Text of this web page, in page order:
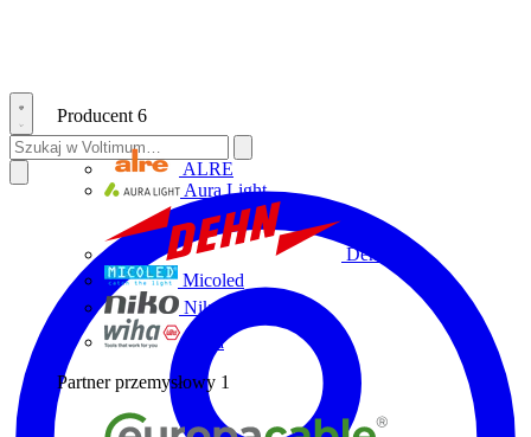
Producent 6
ALRE
Aura Light
Dehn
Micoled
Niko
Wiha
Partner przemysłowy 1